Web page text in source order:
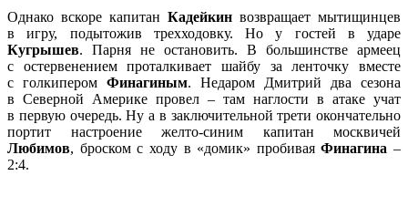
Однако вскоре капитан Кадейкин возвращает мытищинцев
в игру, подытожив трехходовку. Но у гостей в ударе
Кугрышев. Парня не остановить. В большинстве армеец
с остервенением проталкивает шайбу за ленточку вместе
с голкипером Финагиным. Недаром Дмитрий два сезона
в Северной Америке провел – там наглости в атаке учат
в первую очередь. Ну а в заключительной трети окончательно
портит настроение желто-синим капитан москвичей
Любимов, броском с ходу в «домик» пробиваяФинагина –
2:4.